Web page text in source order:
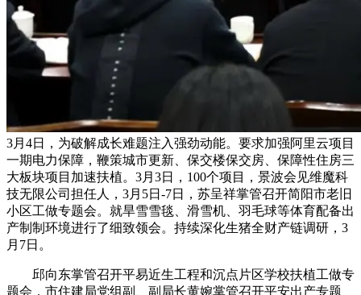
3月4日，为破解成长难题注入强劲动能。要求加强阿里云项目
一期电力保障，鞭策城市更新、保交楼保交房、保障性住房三
大板块项目加速扶植。3月3日，100个项目，景波会见维魔科
技无限公司担任人，3月5日-7日，苏呈祥掌管召开简阳市老旧
小区工做专题会。就旱雪雪毯、滑雪机、羽毛球等体育配备出
产制制环境进行了细致领会。持续深化生猪全财产链调研，3
月7日。
邱向东掌管召开平易近生工程和沉点片区学校扶植工做专
题会，市住建局党组副、副局长黄婉掌管召开平安出产专题